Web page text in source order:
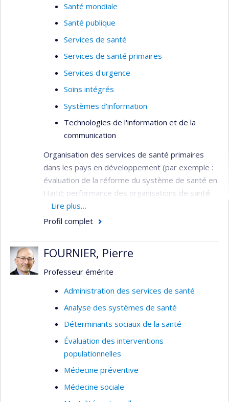
Santé mondiale
Santé publique
Services de santé
Services de santé primaires
Services d'urgence
Soins intégrés
Systèmes d'information
Technologies de l'information et de la
communication
Organisation des services de santé primaires
dans les pays en développement (par exemple :
évaluation de la réforme du système de santé en
Haïti); performance des organisations de santé
(par exemple : évaluation de la performance des
hôpitaux et des agences d’évaluation des
évaluation de la gestion par programmes
clientèles en milieu psychiatrique, prévention du
services d'urgence (par exemple : évaluation du
traitement des appels aux services d’urgence,
gestion des flottes ambulancières); traitement
exemple : analyse de la décision médicale,
télémédecine, systèmes d’information en santé).
Lire plus…
Profil complet
FOURNIER, Pierre
Professeur émérite
Administration des services de santé
Analyse des systèmes de santé
Déterminants sociaux de la santé
Évaluation des interventions
populationnelles
Médecine préventive
Médecine sociale